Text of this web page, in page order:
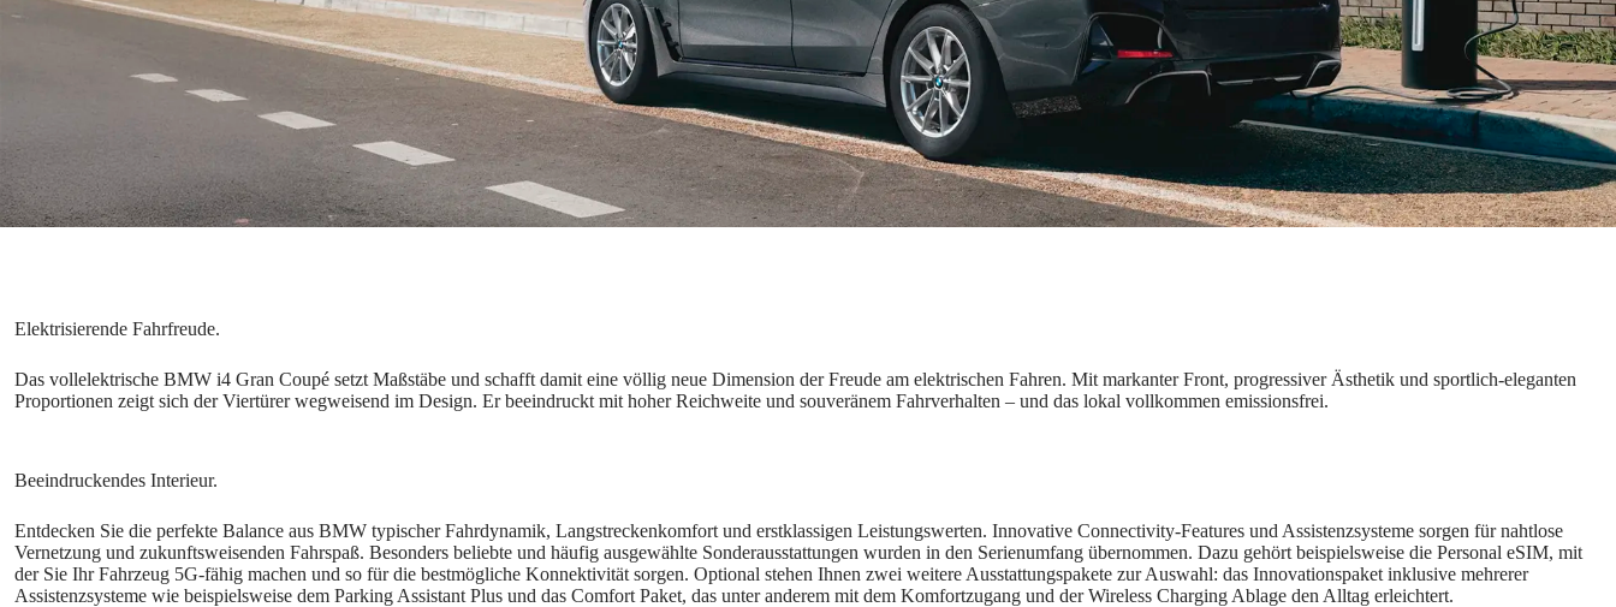
Das vollelektrische BMW i4 Gran Coupé setzt Maßstäbe und schafft damit eine völlig neue Dimension der Freude am elektrischen Fahren. Mit markanter Front, progressiver Ästhetik und sportlich‑eleganten
Proportionen zeigt sich der Viertürer wegweisend im Design. Er beeindruckt mit hoher Reichweite und souveränem Fahrverhalten – und das lokal vollkommen emissionsfrei.
Entdecken Sie die perfekte Balance aus BMW typischer Fahrdynamik, Langstreckenkomfort und erstklassigen Leistungswerten. Innovative Connectivity‑Features und Assistenzsysteme sorgen für nahtlose
Vernetzung und zukunftsweisenden Fahrspaß. Besonders beliebte und häufig ausgewählte Sonderausstattungen wurden in den Serienumfang übernommen. Dazu gehört beispielsweise die Personal eSIM, mit
der Sie Ihr Fahrzeug 5G‑fähig machen und so für die bestmögliche Konnektivität sorgen. Optional stehen Ihnen zwei weitere Ausstattungspakete zur Auswahl: das Innovationspaket inklusive mehrerer
Assistenzsysteme wie beispielsweise dem Parking Assistant Plus und das Comfort Paket, das unter anderem mit dem Komfortzugang und der Wireless Charging Ablage den Alltag erleichtert.